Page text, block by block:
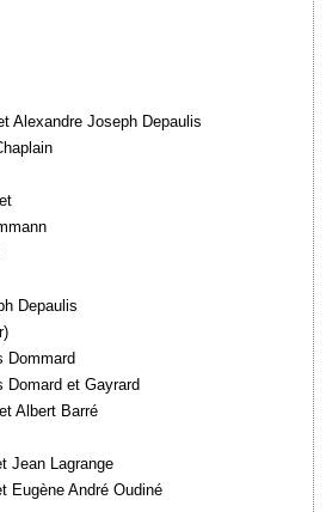
Alexandre Joseph Depaulis
Depaulis
Dommard
Domard et Gayrard
Albert Barré
Jean Lagrange
Eugène André Oudiné